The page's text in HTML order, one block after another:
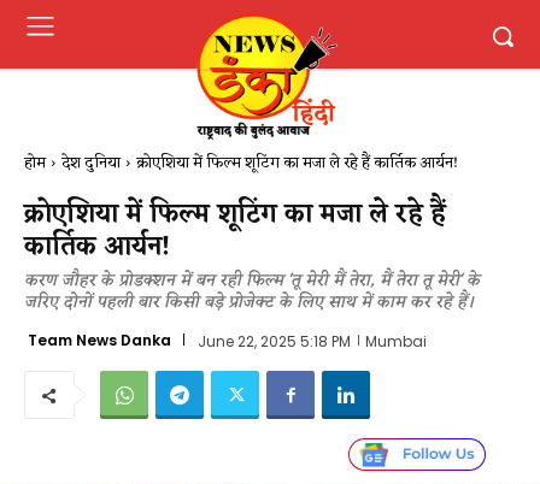
होम देश दुनिया क्रोएशिया में फिल्म शूटिंग का मजा ले रहे हैं कार्तिक आर्यन!
क्रोएशिया में फिल्म शूटिंग का मजा ले रहे हैं
कार्तिक आर्यन!
करण जौहर के प्रोडक्शन में बन रही फिल्म 'तू मेरी मैं तेरा, मैं तेरा तू मेरी' के
जरिए दोनों पहली बार किसी बड़े प्रोजेक्ट के लिए साथ में काम कर रहे हैं।
Team News Danka June 22, 2025 5:18 PM Mumbai